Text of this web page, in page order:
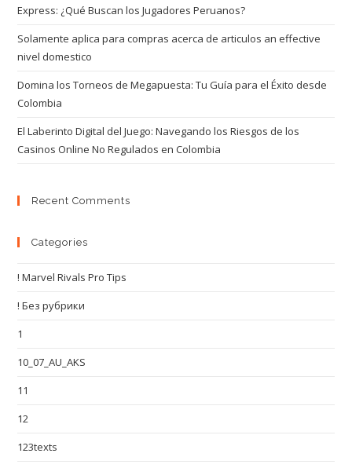
Express: ¿Qué Buscan los Jugadores Peruanos?
Solamente aplica para compras acerca de articulos an effective
nivel domestico
Domina los Torneos de Megapuesta: Tu Guía para el Éxito desde
Colombia
El Laberinto Digital del Juego: Navegando los Riesgos de los
Casinos Online No Regulados en Colombia
Recent Comments
Categories
! Marvel Rivals Pro Tips
! Без рубрики
1
10_07_AU_AKS
11
12
123texts